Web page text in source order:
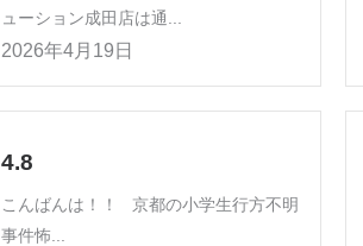
ューション成田店は通...
2026年4月19日
4.8
こんばんは！！ 京都の小学生行方不明
事件怖...